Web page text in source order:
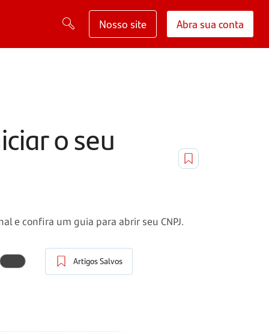
Nosso site Abra sua conta
o seu
e confira um guia para abrir seu CNPJ.
Artigos Salvos